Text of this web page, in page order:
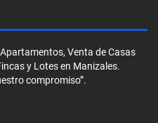
Venta de Casas
y Lotes en Manizales.
compromiso”.